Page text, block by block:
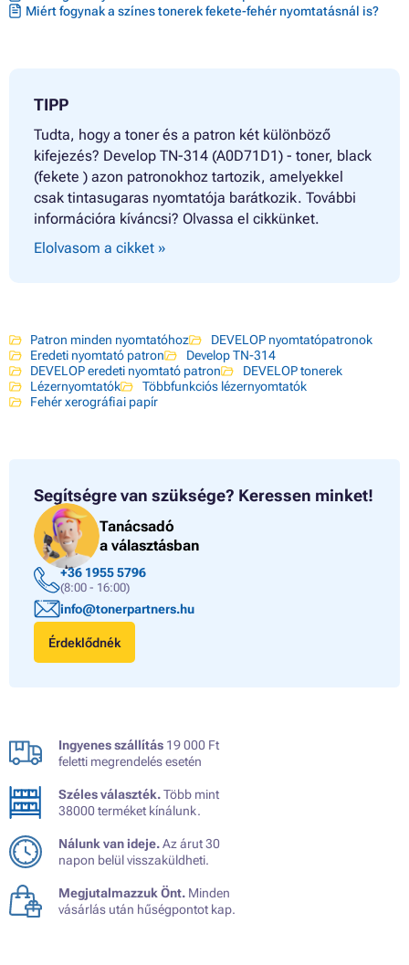
Miért fogynak a színes tonerek fekete-fehér nyomtatásnál is?
TIPP
Tudta, hogy a toner és a patron két különböző
kifejezés? Develop TN-314 (A0D71D1) - toner, black
(fekete ) azon patronokhoz tartozik, amelyekkel
csak tintasugaras nyomtatója barátkozik. További
információra kíváncsi? Olvassa el cikkünket.
Elolvasom a cikket »
Patron minden nyomtatóhoz
DEVELOP nyomtatópatronok
Eredeti nyomtató patron
Develop TN-314
DEVELOP eredeti nyomtató patron
DEVELOP tonerek
Lézernyomtatók
Többfunkciós lézernyomtatók
Fehér xerográfiai papír
Segítségre van szüksége? Keressen minket!
Tanácsadó
a választásban
+36 1955 5796
(8:00 - 16:00)
info@tonerpartners.hu
Érdeklődnék
Ingyenes szállítás 19 000 Ft
feletti megrendelés esetén
Széles választék.Több mint
38000 terméket kínálunk.
Nálunk van ideje.Az árut 30
napon belül visszaküldheti.
Megjutalmazzuk Önt. Minden
vásárlás után hűségpontot kap.